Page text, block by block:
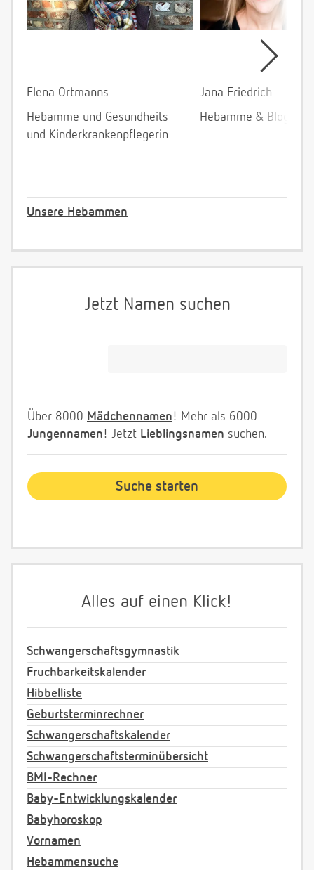
Elena Ortmanns
Hebamme und Gesundheits-
und Kinderkrankenpflegerin
Jana Friedrich
Hebamme &
Unsere Hebammen
Jetzt Namen suchen
Über 8000 Mädchennamen! Mehr als 6000
Jungennamen! Jetzt Lieblingsnamen suchen.
Alles auf einen Klick!
Schwangerschaftsgymnastik
Fruchbarkeitskalender
Hibbelliste
Geburtsterminrechner
Schwangerschaftskalender
Schwangerschaftsterminübersicht
BMI-Rechner
Baby-Entwicklungskalender
Babyhoroskop
Vornamen
Hebammensuche